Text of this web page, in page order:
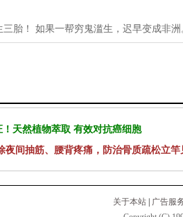
胎！ 如果一帮穷鬼滥生，迟早变成非洲
天然植物萃取 有效对抗癌细胞
夜间抽筋、腰背疼痛，防治骨质疏松立竿
关于本站
广告服